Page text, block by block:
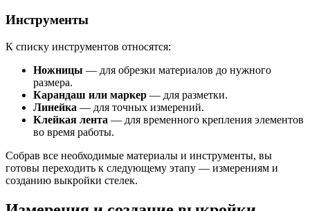
Инструменты
К списку инструментов относятся:
Ножницы — для обрезки материалов до нужного
размера.
Карандаш или маркер — для разметки.
Линейка — для точных измерений.
Клейкая лента — для временного крепления элементов
во время работы.
Собрав все необходимые материалы и инструменты, вы
готовы переходить к следующему этапу — измерениям и
созданию выкройки стелек.